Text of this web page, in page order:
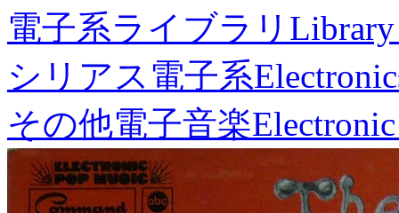
電子系ライブラリ
シリアス電子系
その他電子音楽